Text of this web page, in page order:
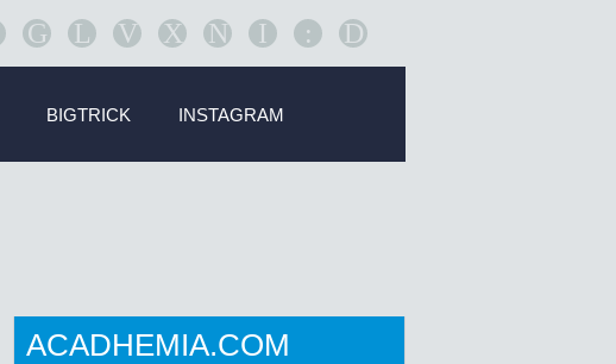
G L V X N I : D
BIGTRICK INSTAGRAM
ACADHEMIA.COM